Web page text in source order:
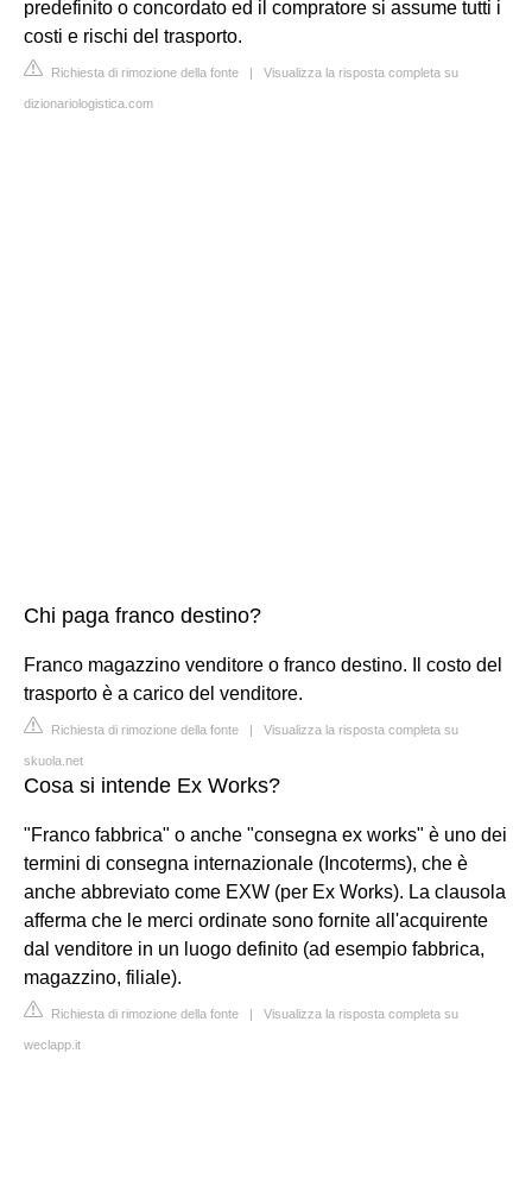
predefinito o concordato ed il compratore si assume tutti i
costi e rischi del trasporto.
Richiesta di rimozione della fonte | Visualizza la risposta completa su
dizionariologistica.com
Chi paga franco destino?
Franco magazzino venditore o franco destino. Il costo del
trasporto è a carico del venditore.
Richiesta di rimozione della fonte | Visualizza la risposta completa su
skuola.net
Cosa si intende Ex Works?
"Franco fabbrica" o anche "consegna ex works" è uno dei
termini di consegna internazionale (Incoterms), che è
anche abbreviato come EXW (per Ex Works). La clausola
afferma che le merci ordinate sono fornite all'acquirente
dal venditore in un luogo definito (ad esempio fabbrica,
magazzino, filiale).
Richiesta di rimozione della fonte | Visualizza la risposta completa su
weclapp.it